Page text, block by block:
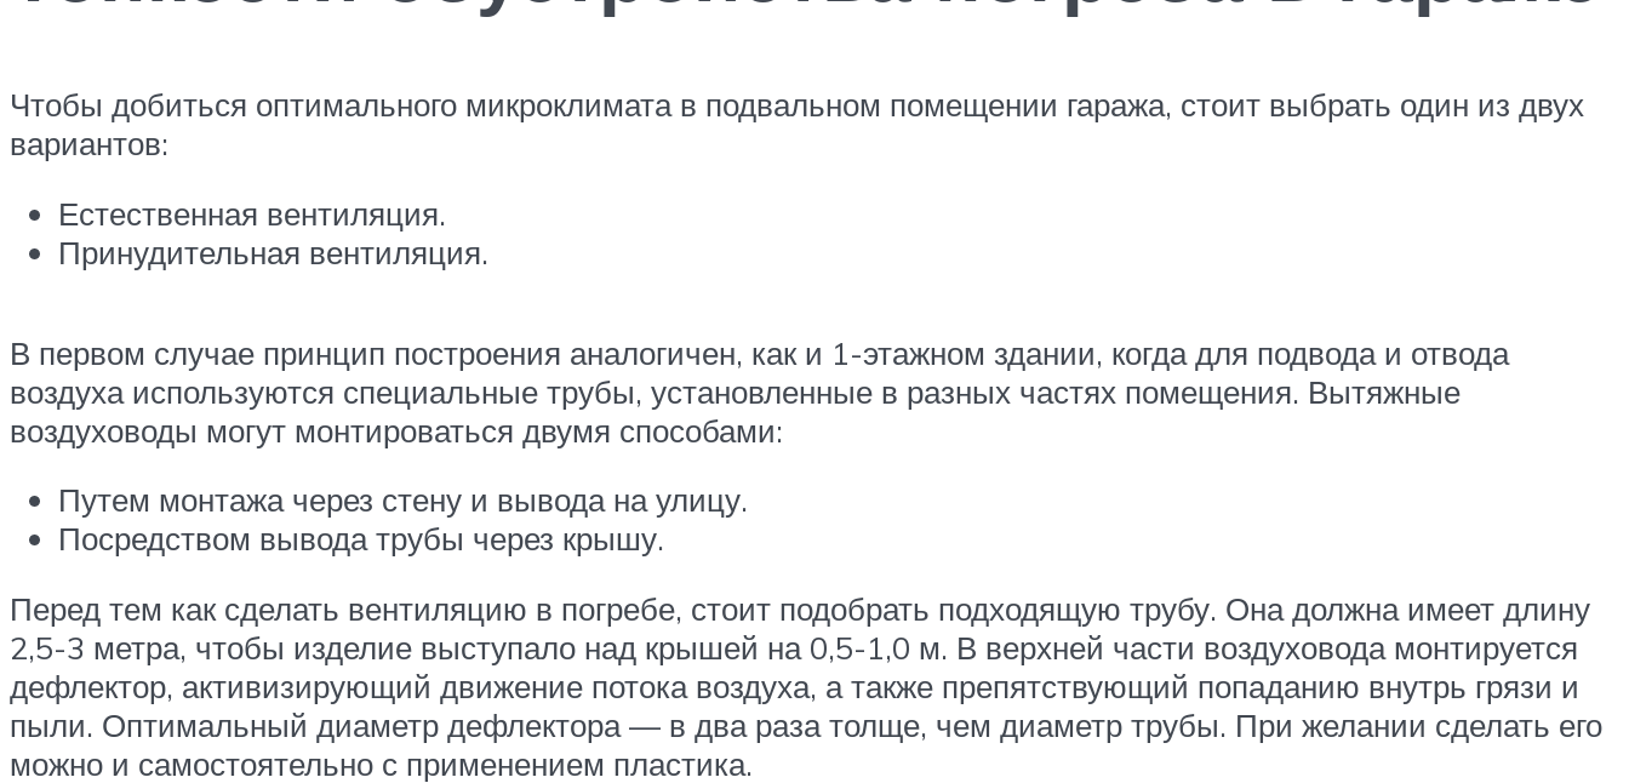
Чтобы добиться оптимального микроклимата в подвальном помещении гаража, стоит выбрать один из двух
вариантов:
Естественная вентиляция.
Принудительная вентиляция.
В первом случае принцип построения аналогичен, как и 1-этажном здании, когда для подвода и отвода
воздуха используются специальные трубы, установленные в разных частях помещения. Вытяжные
воздуховоды могут монтироваться двумя способами:
Путем монтажа через стену и вывода на улицу.
Посредством вывода трубы через крышу.
Перед тем как сделать вентиляцию в погребе, стоит подобрать подходящую трубу. Она должна имеет длину
2,5-3 метра, чтобы изделие выступало над крышей на 0,5-1,0 м. В верхней части воздуховода монтируется
дефлектор, активизирующий движение потока воздуха, а также препятствующий попаданию внутрь грязи и
пыли. Оптимальный диаметр дефлектора — в два раза толще, чем диаметр трубы. При желании сделать его
можно и самостоятельно с применением пластика.